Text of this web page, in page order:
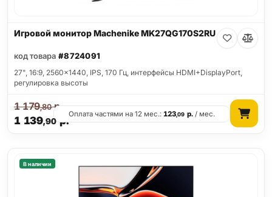
Игровой монитор Machenike MK27QG170S2RU
код товара #8724091
27", 16:9, 2560x1440, IPS, 170 Гц, интерфейсы HDMI+DisplayPort,
регулировка высоты
1 139,90 р.
1 179,80р.
Оплата частями на 12 мес.:123,09 р./ мес.
В наличии